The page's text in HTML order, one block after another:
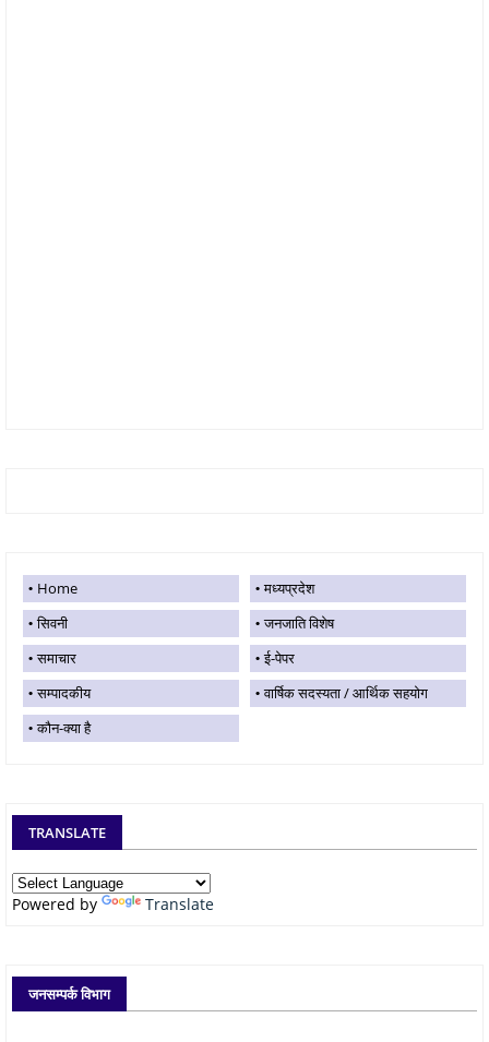
Home
मध्यप्रदेश
सिवनी
जनजाति विशेष
समाचार
ई-पेपर
सम्पादकीय
वार्षिक सदस्यता / आर्थिक सहयोग
कौन-क्या है
TRANSLATE
Powered by Translate
जनसम्पर्क विभाग